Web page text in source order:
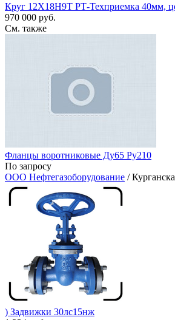
Круг 12Х18Н9Т РТ-Техприемка 40мм,
970 000 руб.
См. также
Фланцы воротниковые Ду65 Ру210
По запросу
ООО Нефтегазоборудование /
) Задвижки 30лс15нж